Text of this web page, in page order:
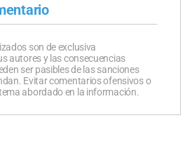
son de exclusiva
autores y las consecuencias
ser pasibles de las sanciones
Evitar comentarios ofensivos o
abordado en la información.